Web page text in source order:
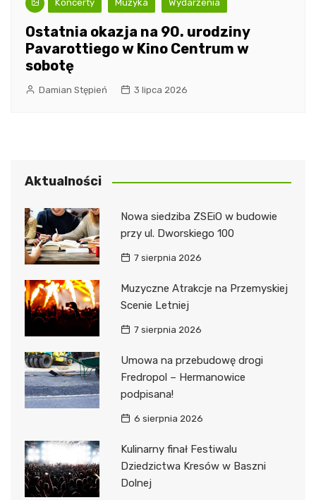
Koncerty Muzyka Wydarzenia
Ostatnia okazja na 90. urodziny
Pavarottiego w Kino Centrum w
sobotę
Damian Stępień 3 lipca 2026
Aktualności
Nowa siedziba ZSEiO w budowie
przy ul. Dworskiego 100
7 sierpnia 2026
Muzyczne Atrakcje na Przemyskiej
Scenie Letniej
7 sierpnia 2026
Umowa na przebudowę drogi
Fredropol – Hermanowice
podpisana!
6 sierpnia 2026
Kulinarny finał Festiwalu
Dziedzictwa Kresów w Baszni
Dolnej